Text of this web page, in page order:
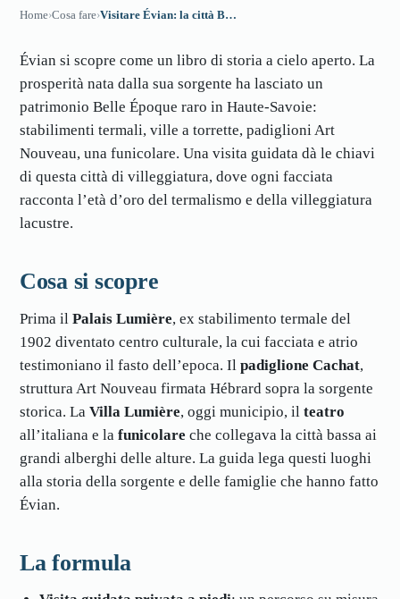
Home›Cosa fare› Visitare Évian: la città Belle Époque e il suo patrimonio
Évian si scopre come un libro di storia a cielo aperto. La
prosperità nata dalla sua sorgente ha lasciato un
patrimonio Belle Époque raro in Haute-Savoie:
stabilimenti termali, ville a torrette, padiglioni Art
Nouveau, una funicolare. Una visita guidata dà le chiavi
di questa città di villeggiatura, dove ogni facciata
racconta l’età d’oro del termalismo e della villeggiatura
lacustre.
Cosa si scopre
Prima il Palais Lumière, ex stabilimento termale del
1902 diventato centro culturale, la cui facciata e atrio
testimoniano il fasto dell’epoca. Il padiglione Cachat,
struttura Art Nouveau firmata Hébrard sopra la sorgente
storica. La Villa Lumière, oggi municipio, il teatro
all’italiana e la funicolare che collegava la città bassa ai
grandi alberghi delle alture. La guida lega questi luoghi
alla storia della sorgente e delle famiglie che hanno fatto
Évian.
La formula